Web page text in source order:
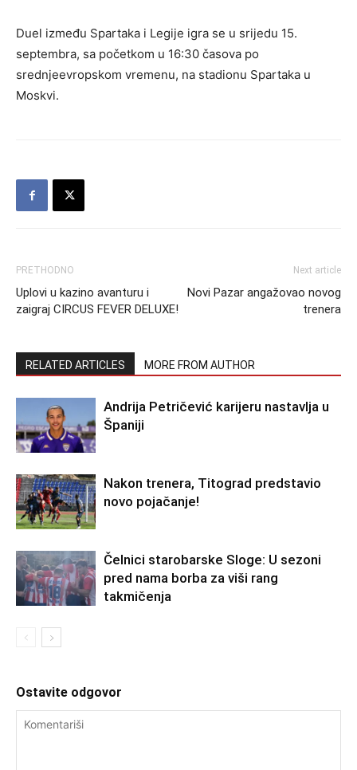
Duel između Spartaka i Legije igra se u srijedu 15.
septembra, sa početkom u 16:30 časova po
srednjeevropskom vremenu, na stadionu Spartaka u
Moskvi.
PRETHODNO
Uplovi u kazino avanturu i
zaigraj CIRCUS FEVER DELUXE!
Next article
Novi Pazar angažovao novog
trenera
RELATED ARTICLES MORE FROM AUTHOR
Andrija Petričević karijeru nastavlja u
Španiji
Nakon trenera, Titograd predstavio
novo pojačanje!
Čelnici starobarske Sloge: U sezoni
pred nama borba za viši rang
takmičenja
Ostavite odgovor